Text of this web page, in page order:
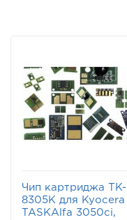
Чип картриджа TK-
8305K для Kyocera
TASKAlfa 3050ci,